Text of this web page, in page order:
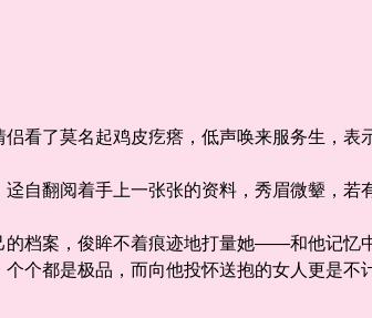
了莫名起鸡皮疙瘩，低声唤来服务生，表
翻阅着手上一张张的资料，秀眉微颦，若
档案，俊眸不着痕迹地打量她——和他记忆
个都是极品，而向他投怀送抱的女人更是不